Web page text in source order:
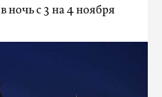
ночь с 3 на 4 ноября